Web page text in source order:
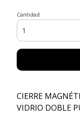
Cantidad
CIERRE
VIDRIO DOBLE